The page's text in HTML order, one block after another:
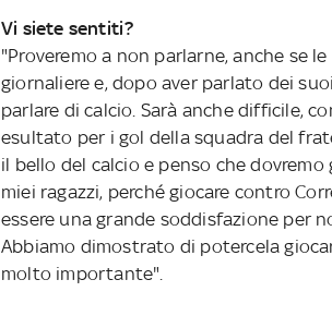
Vi siete sentiti?
"Proveremo a non parlarne, anche se
giornaliere e, dopo aver parlato dei
parlare di calcio. Sarà anche difficile,
esultato per i gol della squadra del
il bello del calcio e penso che dovremo
miei ragazzi, perché giocare contro
essere una grande soddisfazione per
Abbiamo dimostrato di potercela
molto importante".